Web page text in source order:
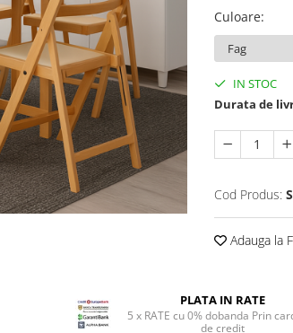
Culoare:
IN STOC
Durata de
Cod Produs:
Adauga la
PLATA IN RATE
5 x RATE cu 0% dobanda Prin
de credit